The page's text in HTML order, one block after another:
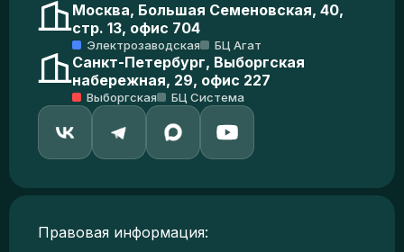
Москва, Большая Семеновская, 40,
стр. 13, офис 704
Электрозаводская БЦ Агат
Санкт-Петербург, Выборгская
набережная, 29, офис 227
Выборгская БЦ Система
Правовая информация: